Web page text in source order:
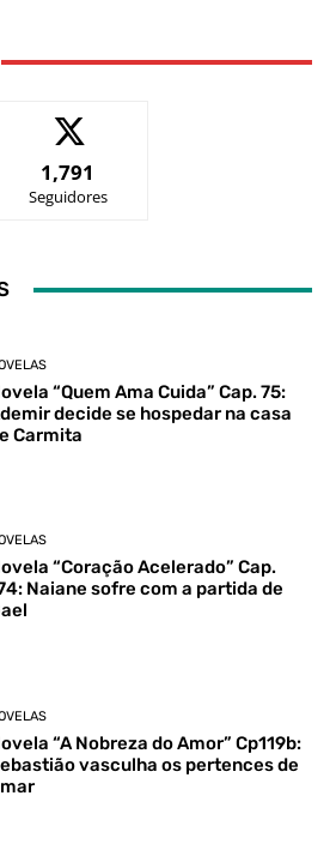
1,791
Seguidores
“Quem Ama Cuida” Cap. 75:
decide se hospedar na casa
Carmita
“Coração Acelerado” Cap.
Naiane sofre com a partida de
“A Nobreza do Amor” Cp119b:
vasculha os pertences de